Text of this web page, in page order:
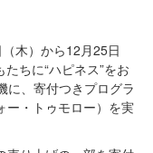
木）から12月25日
ちに“ハピネス”をお
に、寄付つきプログラ
ー・トゥモロー）を実